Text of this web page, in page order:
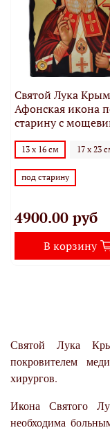
Святой Лука
Афонская икона
старину с
13 х 16 см 17 х 23
под старину
4900.00 руб
В корзину
Святой Лука
покровителем
хирургов.
Икона Святого
необходима